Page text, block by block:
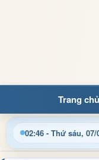
Trang chủ
02:46 - Thứ sáu, 07/
quý bạn đọc đến